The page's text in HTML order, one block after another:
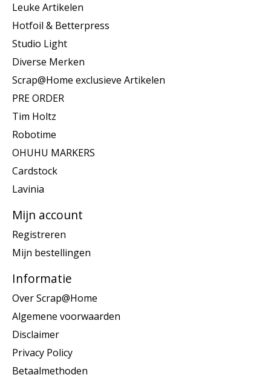
Leuke Artikelen
Hotfoil & Betterpress
Studio Light
Diverse Merken
Scrap@Home exclusieve Artikelen
PRE ORDER
Tim Holtz
Robotime
OHUHU MARKERS
Cardstock
Lavinia
Mijn account
Registreren
Mijn bestellingen
Informatie
Over Scrap@Home
Algemene voorwaarden
Disclaimer
Privacy Policy
Betaalmethoden